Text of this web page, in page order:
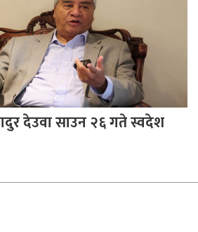
देउवा साउन २६ गते स्वदेश